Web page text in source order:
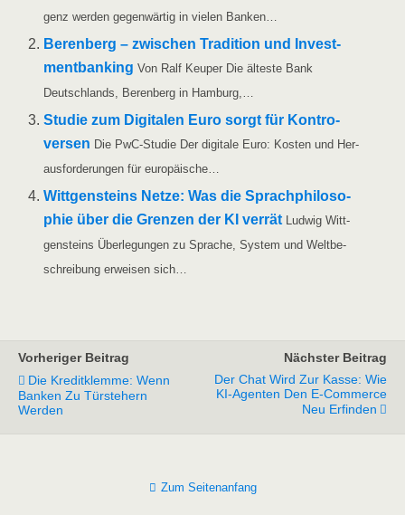
genz wer­den gegen­wär­tig in vie­len Banken…
Beren­berg – zwi­schen Tra­di­ti­on und Invest­
ment­ban­king Von Ralf Keu­per Die ältes­te Bank
Deutsch­lands, Beren­berg in Hamburg,…
Stu­die zum Digi­ta­len Euro sorgt für Kon­tro­
ver­sen Die PwC-Stu­­die Der digi­ta­le Euro: Kos­ten und Her­
aus­for­de­run­gen für europäische…
Witt­gen­steins Net­ze: Was die Sprach­phi­lo­so­
phie über die Gren­zen der KI ver­rät Lud­wig Witt­
gen­steins Über­le­gun­gen zu Spra­che, Sys­tem und Welt­be­
schrei­bung erwei­sen sich…
Vorheriger Beitrag
Die Kreditklemme: Wenn
Banken Zu Türstehern
Werden
Nächster Beitrag
Der Chat Wird Zur Kasse: Wie
KI-Agenten Den E-Commerce
Neu Erfinden
Zum Seitenanfang